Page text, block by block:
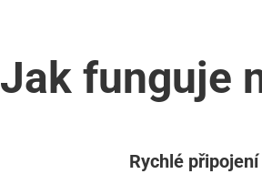
Jak funguje
Rychlé